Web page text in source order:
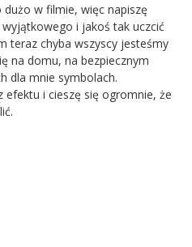
w filmie, więc napiszę
i jakoś tak uczcić
teraz chyba wszyscy jesteśmy
na domu, na bezpiecznym
dla mnie symbolach.
i cieszę się ogromnie, że